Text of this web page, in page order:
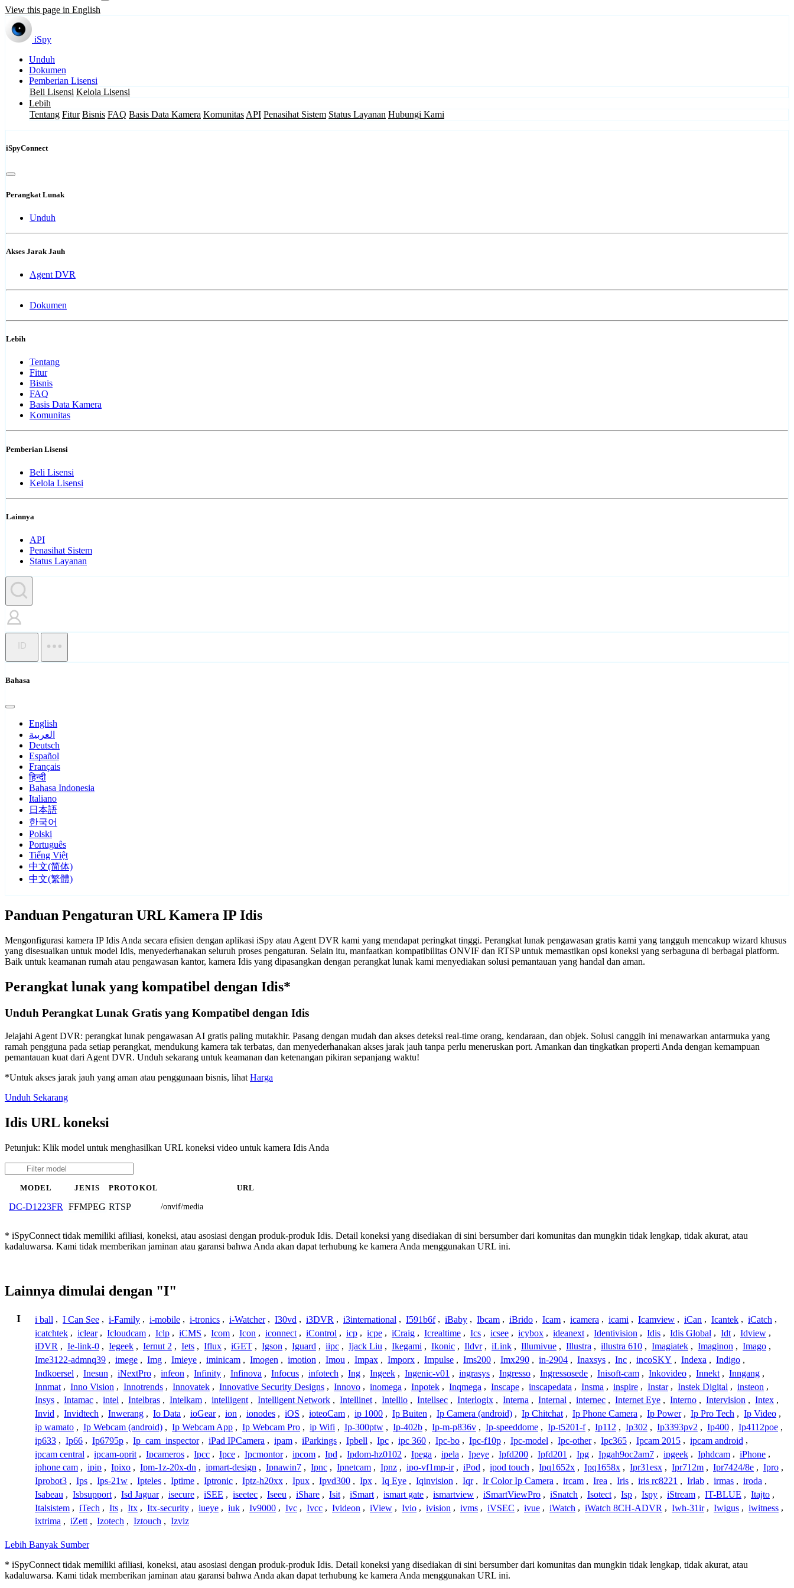
View this page in English
iSpy
Unduh
Dokumen
Pemberian Lisensi
Beli Lisensi Kelola Lisensi
Lebih
Tentang Fitur Bisnis FAQ Basis Data Kamera Komunitas API Penasihat Sistem Status Layanan Hubungi Kami
iSpyConnect
Perangkat Lunak
Unduh
Akses Jarak Jauh
Agent DVR
Dokumen
Lebih
Tentang
Fitur
Bisnis
FAQ
Basis Data Kamera
Komunitas
Pemberian Lisensi
Beli Lisensi
Kelola Lisensi
Lainnya
API
Penasihat Sistem
Status Layanan
ID
Bahasa
English
العربية
Deutsch
Español
Français
हिन्दी
Bahasa Indonesia
Italiano
日本語
한국어
Polski
Português
Tiếng Việt
中文(简体)
中文(繁體)
Panduan Pengaturan URL Kamera IP Idis
Mengonfigurasi kamera IP Idis Anda secara efisien dengan aplikasi iSpy atau Agent DVR kami yang mendapat peringkat tinggi. Perangkat lunak pengawasan gratis kami yang tangguh mencakup wizard khusus
yang disesuaikan untuk model Idis, menyederhanakan seluruh proses pengaturan. Selain itu, manfaatkan kompatibilitas ONVIF dan RTSP untuk memastikan opsi koneksi yang serbaguna di berbagai platform.
Baik untuk keamanan rumah atau pengawasan kantor, kamera Idis yang dipasangkan dengan perangkat lunak kami menyediakan solusi pemantauan yang handal dan aman.
Perangkat lunak yang kompatibel dengan Idis*
Unduh Perangkat Lunak Gratis yang Kompatibel dengan Idis
Jelajahi Agent DVR: perangkat lunak pengawasan AI gratis paling mutakhir. Pasang dengan mudah dan akses deteksi real-time orang, kendaraan, dan objek. Solusi canggih ini menawarkan antarmuka yang
ramah pengguna pada setiap perangkat, mendukung kamera tak terbatas, dan menyederhanakan akses jarak jauh tanpa perlu meneruskan port. Amankan dan tingkatkan properti Anda dengan kemampuan
pemantauan kuat dari Agent DVR. Unduh sekarang untuk keamanan dan ketenangan pikiran sepanjang waktu!
*Untuk akses jarak jauh yang aman atau penggunaan bisnis, lihat Harga
Unduh Sekarang
Idis URL koneksi
Petunjuk: Klik model untuk menghasilkan URL koneksi video untuk kamera Idis Anda
MODEL JENIS PROTOKOL URL
DC-D1223FR FFMPEG RTSP /onvif/media
* iSpyConnect tidak memiliki afiliasi, koneksi, atau asosiasi dengan produk-produk Idis. Detail koneksi yang disediakan di sini bersumber dari komunitas dan mungkin tidak lengkap, tidak akurat, atau
kadaluwarsa. Kami tidak memberikan jaminan atau garansi bahwa Anda akan dapat terhubung ke kamera Anda menggunakan URL ini.
Lainnya dimulai dengan "I"
I i ball , I Can See , i-Family , i-mobile , i-tronics , i-Watcher , I30vd , i3DVR , i3international , I591b6f , iBaby , Ibcam , iBrido , Icam , icamera , icami , Icamview , iCan , Icantek , iCatch ,
icatchtek , iclear , Icloudcam , Iclp , iCMS , Icom , Icon , iconnect , iControl , icp , icpe , iCraig , Icrealtime , Ics , icsee , icybox , ideanext , Identivision , Idis , Idis Global , Idt , Idview ,
iDVR , Ie-link-0 , Iegeek , Iernut 2 , Iets , Iflux , iGET , Igson , Iguard , iipc , Ijack Liu , Ikegami , Ikonic , Ildvr , iLink , Illumivue , Illustra , illustra 610 , Imagiatek , Imaginon , Imago ,
Ime3122-admnq39 , imege , Img , Imieye , iminicam , Imogen , imotion , Imou , Impax , Imporx , Impulse , Ims200 , Imx290 , in-2904 , Inaxsys , Inc , incoSKY , Indexa , Indigo ,
Indkoersel , Inesun , iNextPro , infeon , Infinity , Infinova , Infocus , infotech , Ing , Ingeek , Ingenic-v01 , ingrasys , Ingresso , Ingressosede , Inisoft-cam , Inkovideo , Innekt , Inngang ,
Innmat , Inno Vision , Innotrends , Innovatek , Innovative Security Designs , Innovo , inomega , Inpotek , Inqmega , Inscape , inscapedata , Insma , inspire , Instar , Instek Digital , insteon ,
Insys , Intamac , intel , Intelbras , Intelkam , intelligent , Intelligent Network , Intellinet , Intellio , Intellsec , Interlogix , Interna , Internal , internec , Internet Eye , Interno , Intervision , Intex ,
Invid , Invidtech , Inwerang , Io Data , ioGear , ion , ionodes , iOS , ioteoCam , ip 1000 , Ip Buiten , Ip Camera (android) , Ip Chitchat , Ip Phone Camera , Ip Power , Ip Pro Tech , Ip Video ,
ip wamato , Ip Webcam (android) , Ip Webcam App , Ip Webcam Pro , ip Wifi , Ip-300ptw , Ip-402b , Ip-m-p836v , Ip-speeddome , Ip-t5201-f , Ip112 , Ip302 , Ip3393pv2 , Ip400 , Ip4112poe ,
ip633 , Ip66 , Ip6795p , Ip_cam_inspector , iPad IPCamera , ipam , iParkings , Ipbell , Ipc , ipc 360 , Ipc-bo , Ipc-f10p , Ipc-model , Ipc-other , Ipc365 , Ipcam 2015 , ipcam android ,
ipcam central , ipcam-oprit , Ipcameros , Ipcc , Ipce , Ipcmontor , ipcom , Ipd , Ipdom-hz0102 , Ipega , ipela , Ipeye , Ipfd200 , Ipfd201 , Ipg , Ipgah9oc2am7 , ipgeek , Iphdcam , iPhone ,
iphone cam , ipip , Ipixo , Ipm-1z-20x-dn , ipmart-design , Ipnawin7 , Ipnc , Ipnetcam , Ipnz , ipo-vf1mp-ir , iPod , ipod touch , Ipq1652x , Ipq1658x , Ipr31esx , Ipr712m , Ipr7424/8e , Ipro ,
Iprobot3 , Ips , Ips-21w , Ipteles , Iptime , Iptronic , Iptz-h20xx , Ipux , Ipvd300 , Ipx , Iq Eye , Iqinvision , Iqr , Ir Color Ip Camera , ircam , Irea , Iris , iris rc8221 , Irlab , irmas , iroda ,
Isabeau , Isbsupport , Isd Jaguar , isecure , iSEE , iseetec , Iseeu , iShare , Isit , iSmart , ismart gate , ismartview , iSmartViewPro , iSnatch , Isotect , Isp , Ispy , iStream , IT-BLUE , Itajto ,
Italsistem , iTech , Its , Itx , Itx-security , iueye , iuk , Iv9000 , Ivc , Ivcc , Ivideon , iView , Ivio , ivision , ivms , iVSEC , ivue , iWatch , iWatch 8CH-ADVR , Iwh-31ir , Iwigus , iwitness ,
ixtrima , iZett , Izotech , Iztouch , Izviz
Lebih Banyak Sumber
* iSpyConnect tidak memiliki afiliasi, koneksi, atau asosiasi dengan produk-produk Idis. Detail koneksi yang disediakan di sini bersumber dari komunitas dan mungkin tidak lengkap, tidak akurat, atau
kadaluwarsa. Kami tidak memberikan jaminan atau garansi bahwa Anda akan dapat terhubung ke kamera Anda menggunakan URL ini.